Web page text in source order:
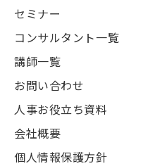
セミナー
コンサルタント一覧
講師一覧
お問い合わせ
人事お役立ち資料
会社概要
個人情報保護方針